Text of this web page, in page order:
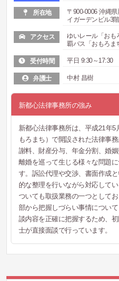
所在地
〒900-0006 沖縄
イガーデンビル3階
アクセス
ゆいレール「おも
覇バス「おもろま
受付時間 平日 9:30～17:30
弁護士 中村 昌樹
新都心法律事務所の強み
新都心法律事務所は、平成21年
もろまち）で開設された法律事
謝料、財産分与、年金分割、婚
離婚を巡って生じる様々な問題
す。訴訟代理や交渉、書面作成
的な整理を行いながら対応して
ついても取扱業務の一つとして
部から把握しづらい事情につい
談内容を正確に把握するため、
士が直接面談で行っています。